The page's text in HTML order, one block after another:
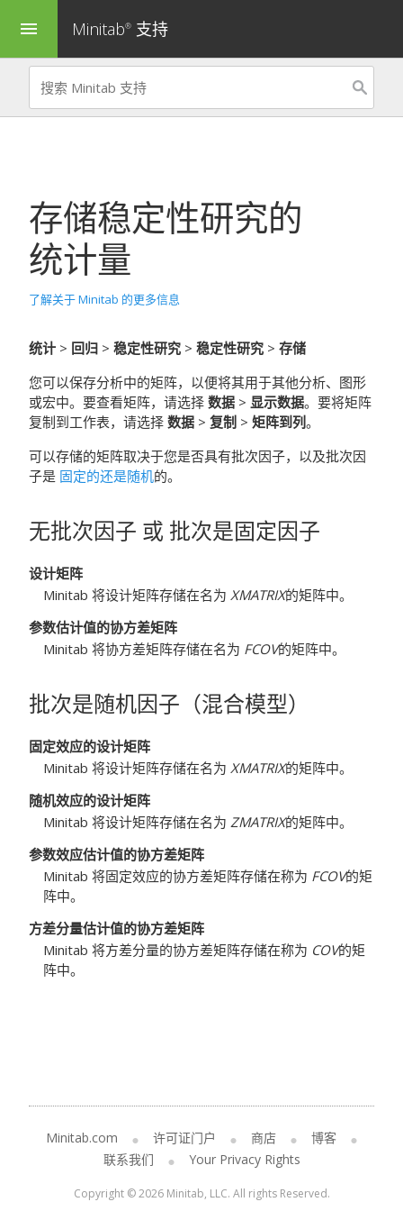
menu Minitab® 支持
存储稳定性研究的
统计量
了解关于 Minitab 的更多信息
统计 > 回归 > 稳定性研究 > 稳定性研究 > 存储
您可以保存分析中的矩阵，以便将其用于其他分析、图形
或宏中。要查看矩阵，请选择 数据 > 显示数据。要将矩阵
复制到工作表，请选择 数据 > 复制 > 矩阵到列。
可以存储的矩阵取决于您是否具有批次因子，以及批次因
子是 固定的还是随机的。
无批次因子 或 批次是固定因子
设计矩阵
Minitab 将设计矩阵存储在名为 XMATRIX的矩阵中。
参数估计值的协方差矩阵
Minitab 将协方差矩阵存储在名为 FCOV的矩阵中。
批次是随机因子（混合模型）
固定效应的设计矩阵
Minitab 将设计矩阵存储在名为 XMATRIX的矩阵中。
随机效应的设计矩阵
Minitab 将设计矩阵存储在名为 ZMATRIX的矩阵中。
参数效应估计值的协方差矩阵
Minitab 将固定效应的协方差矩阵存储在称为 FCOV的矩
阵中。
方差分量估计值的协方差矩阵
Minitab 将方差分量的协方差矩阵存储在称为 COV的矩
阵中。
Minitab.com 许可证门户 商店
博客
联系我们
Your Privacy Rights
Copyright © 2026 Minitab, LLC. All rights Reserved.